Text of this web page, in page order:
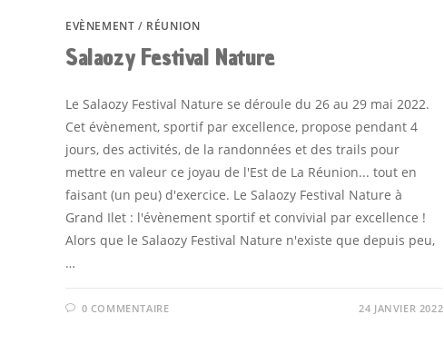
EVÈNEMENT / RÉUNION
Salaozy Festival Nature
Le Salaozy Festival Nature se déroule du 26 au 29 mai 2022.
Cet évènement, sportif par excellence, propose pendant 4
jours, des activités, de la randonnées et des trails pour
mettre en valeur ce joyau de l'Est de La Réunion... tout en
faisant (un peu) d'exercice. Le Salaozy Festival Nature à
Grand Ilet : l'évènement sportif et convivial par excellence !
Alors que le Salaozy Festival Nature n'existe que depuis peu,
…
0 COMMENTAIRE 24 JANVIER 2022